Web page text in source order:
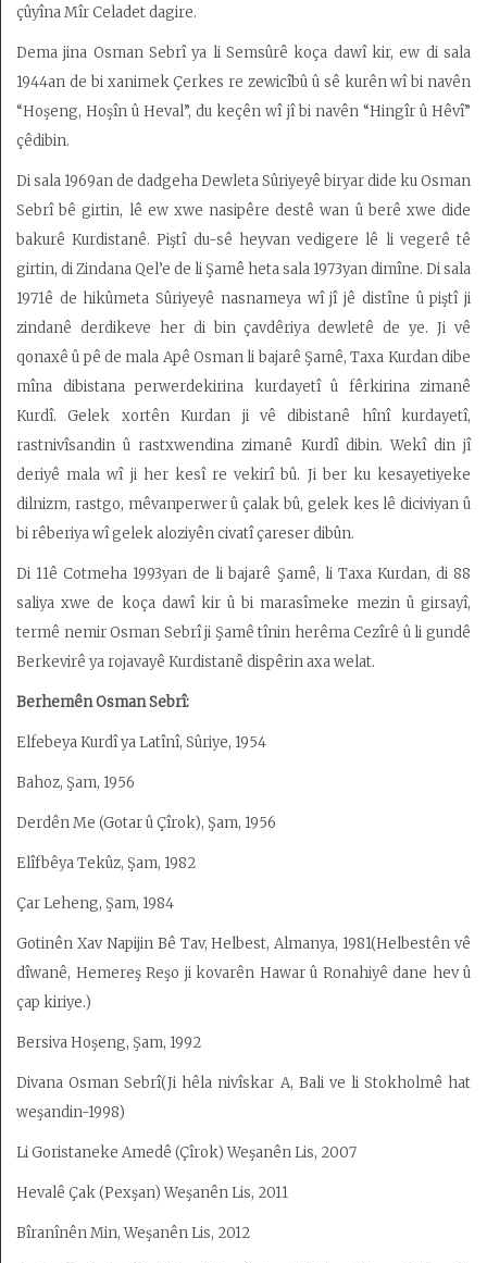
çûyîna Mîr Celadet dagire.
Dema jina Osman Sebrî ya li Semsûrê koça dawî kir, ew di sala
1944an de bi xanimek Çerkes re zewicîbû û sê kurên wî bi navên
“Hoşeng, Hoşîn û Heval”, du keçên wî jî bi navên “Hingîr û Hêvî”
çêdibin.
Di sala 1969an de dadgeha Dewleta Sûriyeyê biryar dide ku Osman
Sebrî bê girtin, lê ew xwe nasipêre destê wan û berê xwe dide
bakurê Kurdistanê. Piştî du-sê heyvan vedigere lê li vegerê tê
girtin, di Zindana Qel’e de li Şamê heta sala 1973yan dimîne. Di sala
1971ê de hikûmeta Sûriyeyê nasnameya wî jî jê distîne û piştî ji
zindanê derdikeve her di bin çavdêriya dewletê de ye. Ji vê
qonaxê û pê de mala Apê Osman li bajarê Şamê, Taxa Kurdan dibe
mîna dibistana perwerdekirina kurdayetî û fêrkirina zimanê
Kurdî. Gelek xortên Kurdan ji vê dibistanê hînî kurdayetî,
rastnivîsandin û rastxwendina zimanê Kurdî dibin. Wekî din jî
deriyê mala wî ji her kesî re vekirî bû. Ji ber ku kesayetiyeke
dilnizm, rastgo, mêvanperwer û çalak bû, gelek kes lê diciviyan û
bi rêberiya wî gelek aloziyên civatî çareser dibûn.
Di 11ê Cotmeha 1993yan de li bajarê Şamê, li Taxa Kurdan, di 88
saliya xwe de koça dawî kir û bi marasîmeke mezin û girsayî,
termê nemir Osman Sebrî ji Şamê tînin herêma Cezîrê û li gundê
Berkevirê ya rojavayê Kurdistanê dispêrin axa welat.
Berhemên Osman Sebrî:
Elfebeya Kurdî ya Latînî, Sûriye, 1954
Bahoz, Şam, 1956
Derdên Me (Gotar û Çîrok), Şam, 1956
Elîfbêya Tekûz, Şam, 1982
Çar Leheng, Şam, 1984
Gotinên Xav Napijin Bê Tav, Helbest, Almanya, 1981(Helbestên vê
dîwanê, Hemereş Reşo ji kovarên Hawar û Ronahiyê dane hev û
çap kiriye.)
Bersiva Hoşeng, Şam, 1992
Divana Osman Sebrî(Ji hêla nivîskar A, Bali ve li Stokholmê hat
weşandin-1998)
Li Goristaneke Amedê (Çîrok) Weşanên Lis, 2007
Hevalê Çak (Pexşan) Weşanên Lis, 2011
Bîranînên Min, Weşanên Lis, 2012